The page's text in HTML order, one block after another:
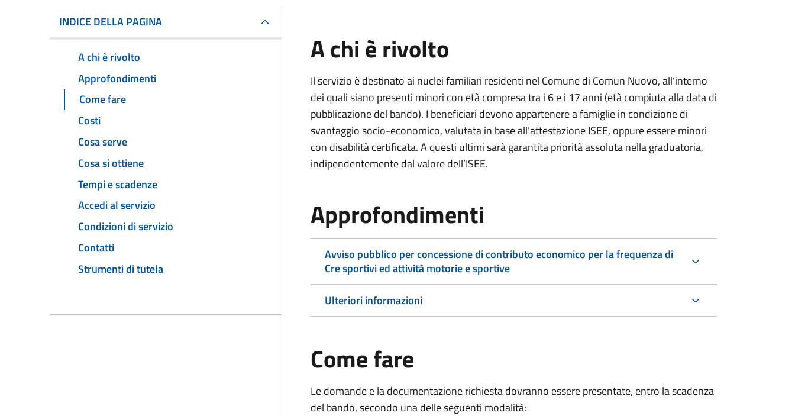
INDICE DELLA PAGINA
A chi è rivolto
Approfondimenti
Come fare
Costi
Cosa serve
Cosa si ottiene
Tempi e scadenze
Accedi al servizio
Condizioni di servizio
Contatti
Strumenti di tutela
A chi è rivolto
Il servizio è destinato ai nuclei familiari residenti nel Comune di Comun Nuovo, all’interno
dei quali siano presenti minori con età compresa tra i 6 e i 17 anni (età compiuta alla data di
pubblicazione del bando). I beneficiari devono appartenere a famiglie in condizione di
svantaggio socio-economico, valutata in base all’attestazione ISEE, oppure essere minori
con disabilità certificata. A questi ultimi sarà garantita priorità assoluta nella graduatoria,
indipendentemente dal valore dell’ISEE.
Approfondimenti
Avviso pubblico per concessione di contributo economico per la frequenza di
Cre sportivi ed attività motorie e sportive
Ulteriori informazioni
Come fare
Le domande e la documentazione richiesta dovranno essere presentate, entro la scadenza
del bando, secondo una delle seguenti modalità: